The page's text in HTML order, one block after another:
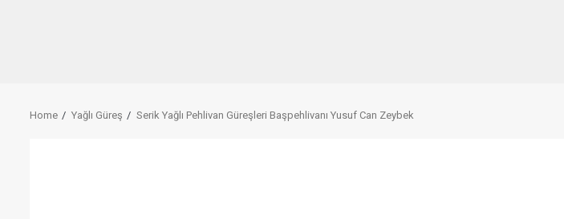
Home Yağlı Güreş Serik Yağlı Pehlivan Güreşleri Başpehlivanı Yusuf Can Zeybek